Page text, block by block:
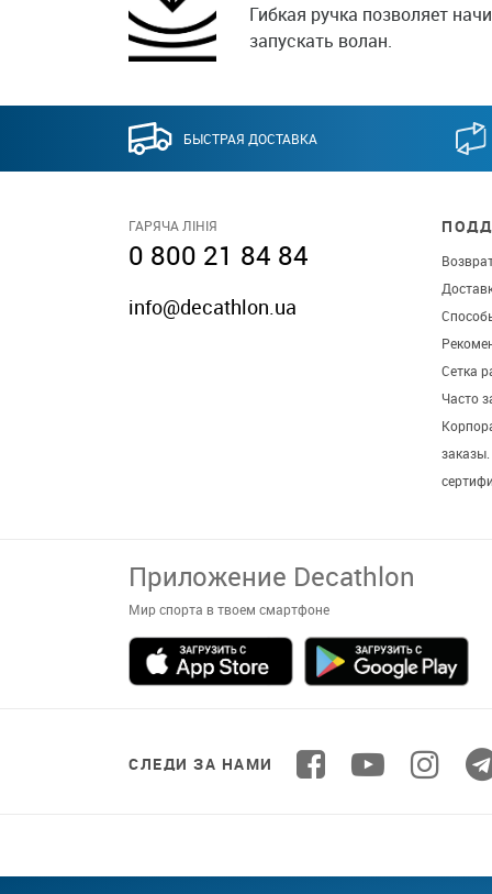
Гибкая ручка позволяет
запускать волан.
БЫСТРАЯ ДОСТАВКА
ГАРЯЧА ЛІНІЯ
0 800 21 84 84
info@decathlon.ua
Сетка
Часто
Приложение Decathlon
Мир спорта в твоем смартфоне
СЛЕДИ ЗА НАМИ